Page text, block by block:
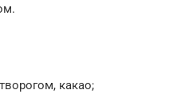
какао;